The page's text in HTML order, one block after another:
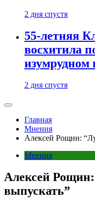
2 дня спустя
55-летняя
восхитила
изумрудном
2 дня спустя
Главная
Мнения
Алексей Рощин:
Мнения
Алексей
выпускать”